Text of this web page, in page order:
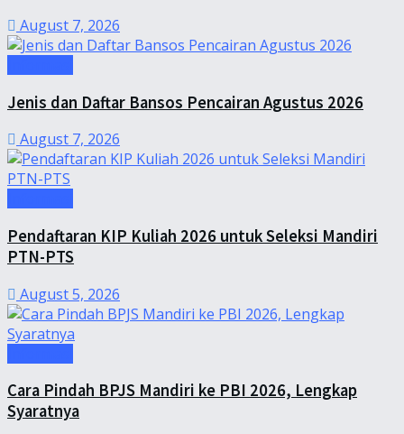
August 7, 2026
Jenis dan Daftar Bansos Pencairan Agustus 2026
August 7, 2026
Pendaftaran KIP Kuliah 2026 untuk Seleksi Mandiri
PTN-PTS
August 5, 2026
Cara Pindah BPJS Mandiri ke PBI 2026, Lengkap
Syaratnya